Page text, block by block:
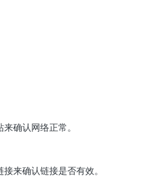
确认网络正常。
来确认链接是否有效。